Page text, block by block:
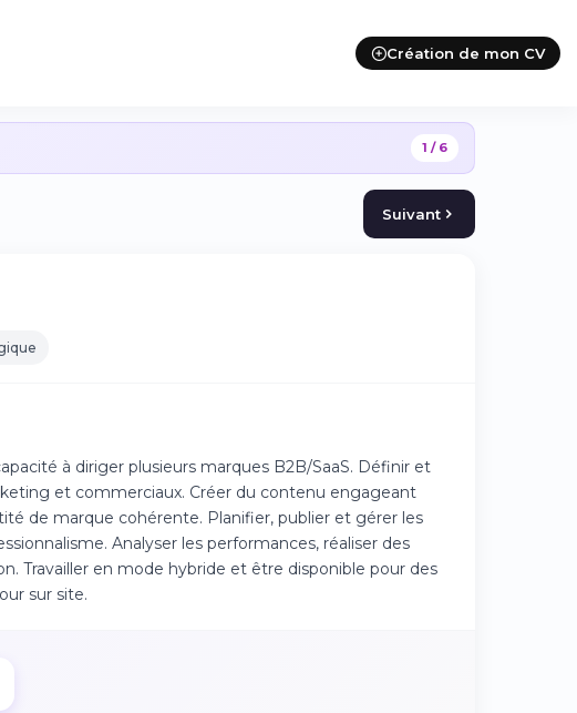
Création de mon CV
1 / 6
Suivant
à diriger plusieurs marques B2B/SaaS. Définir et
et commerciaux. Créer du contenu engageant
de marque cohérente. Planifier, publier et gérer les
Analyser les performances, réaliser des
Travailler en mode hybride et être disponible pour des
sur site.